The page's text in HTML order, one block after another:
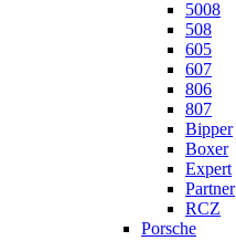
5008
508
605
607
806
807
Bipper
Boxer
Expert
Partner
RCZ
Porsche